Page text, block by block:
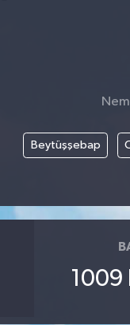
Beytüşşebap
1009